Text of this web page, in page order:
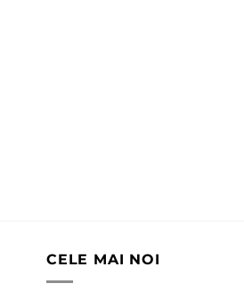
CELE MAI NOI